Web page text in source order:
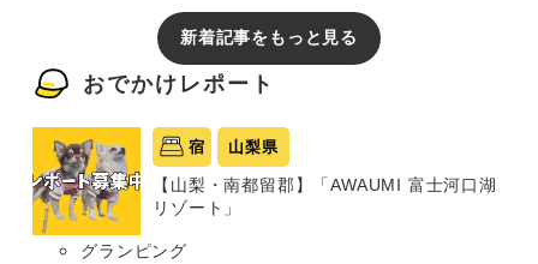
新着記事をもっと見る
おでかけレポート
宿 山梨県
【山梨・南都留郡】「AWAUMI 富士河口湖
リゾート」
グランピング